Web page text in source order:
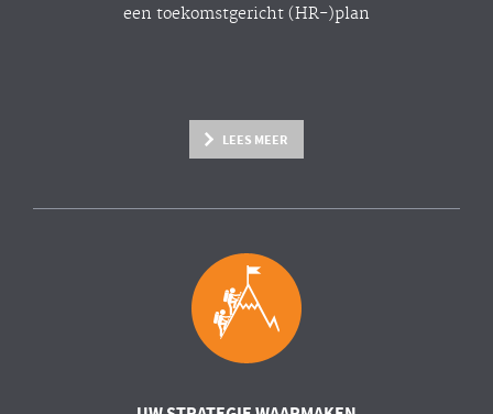
een toekomstgericht (HR-)plan
LEES MEER